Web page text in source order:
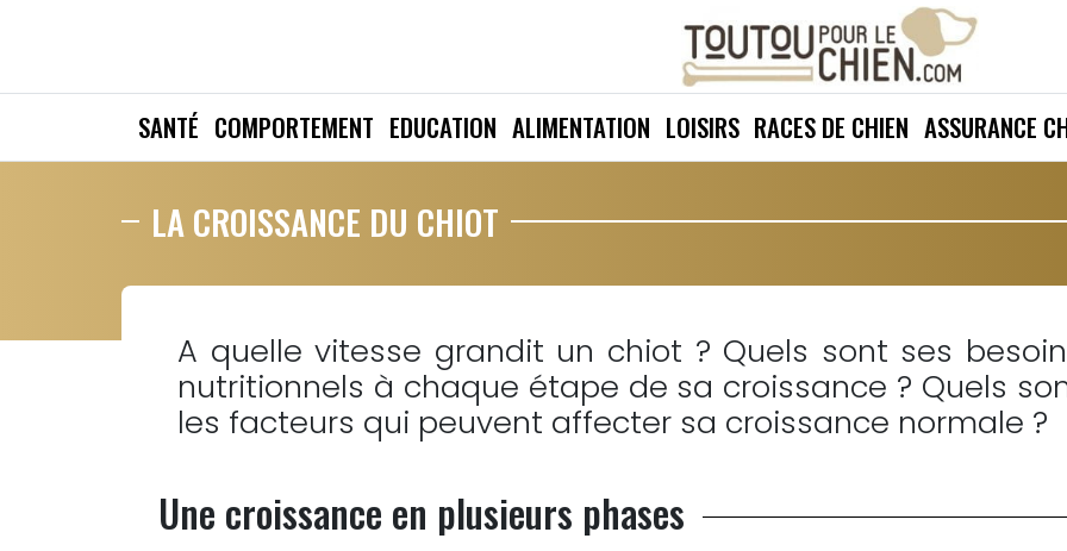
SANTÉ COMPORTEMENT EDUCATION ALIMENTATION LOISIRS RACES DE CHIEN ASSURANCE
LA CROISSANCE DU CHIOT
A quelle vitesse grandit un chiot ? Quels sont ses
nutritionnels à chaque étape de sa croissance ? Quels
les facteurs qui peuvent affecter sa croissance normale ?
Une croissance en plusieurs phases